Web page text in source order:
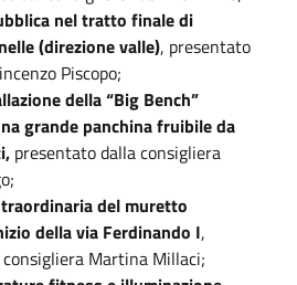
nel tratto finale di
(direzione valle), presentato
Piscopo;
della “Big Bench”
grande panchina fruibile da
presentato dalla consigliera
del muretto
della via Ferdinando I,
Martina Millaci;